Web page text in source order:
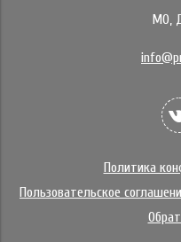
МО,
Политика
Пользовательское